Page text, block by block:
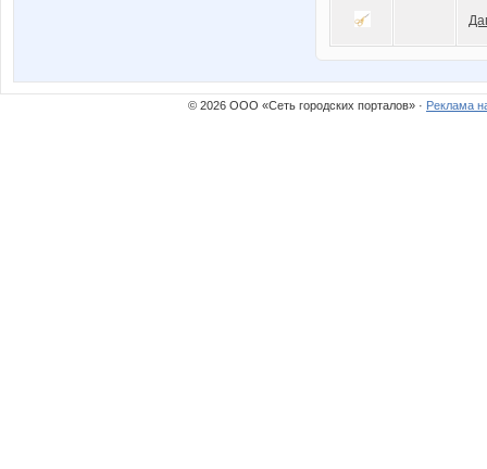
© 2026 ООО «Сеть городских порталов» · Реклама